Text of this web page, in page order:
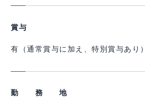
賞与
有（通常賞与に加え、特別賞与あり）
勤 務 地